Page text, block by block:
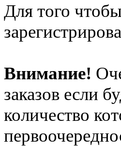
Для того
Внимание!
заказов если
количество